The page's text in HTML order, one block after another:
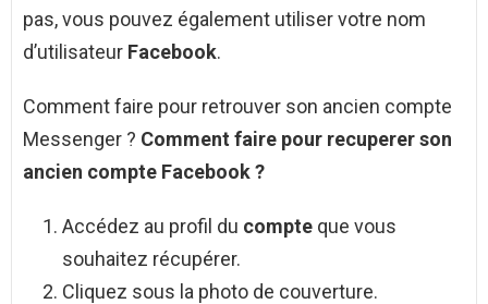
pas, vous pouvez également utiliser votre nom
d’utilisateur Facebook.
Comment faire pour retrouver son ancien compte
Messenger ? Comment faire pour recuperer son
ancien compte Facebook ?
Accédez au profil du compte que vous
souhaitez récupérer.
Cliquez sous la photo de couverture.